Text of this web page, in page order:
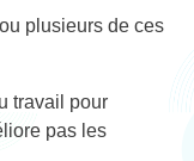
plusieurs de ces
travail pour
pas les